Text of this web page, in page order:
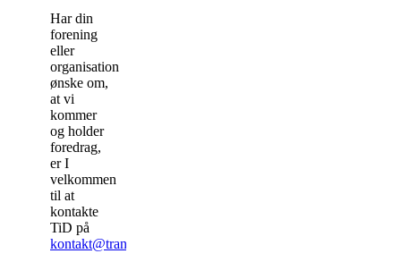
Har din
forening
eller
organisation
ønske om,
at vi
kommer
og holder
foredrag,
er I
velkommen
til at
kontakte
TiD på
kontakt@transpersoner.dk